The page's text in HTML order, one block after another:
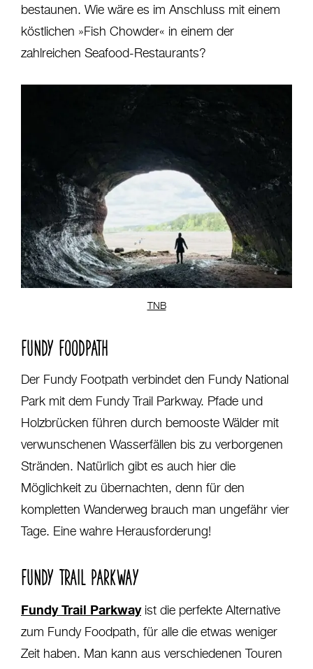
bestaunen. Wie wäre es im Anschluss mit einem
köstlichen »Fish Chowder« in einem der
zahlreichen Seafood-Restaurants?
TNB
FUNDY FOODPATH
Der Fundy Footpath verbindet den Fundy National
Park mit dem Fundy Trail Parkway. Pfade und
Holzbrücken führen durch bemooste Wälder mit
verwunschenen Wasserfällen bis zu verborgenen
Stränden. Natürlich gibt es auch hier die
Möglichkeit zu übernachten, denn für den
kompletten Wanderweg brauch man ungefähr vier
Tage. Eine wahre Herausforderung!
FUNDY TRAIL PARKWAY
Fundy Trail Parkwayist die perfekte Alternative
zum Fundy Foodpath, für alle die etwas weniger
Zeit haben. Man kann aus verschiedenen Touren